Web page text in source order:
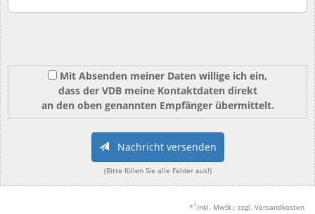
Mit Absenden meiner Daten willige ich ein,
dass der VDB meine Kontaktdaten direkt
an den oben genannten Empfänger übermittelt.
Nachricht versenden
(Bitte füllen Sie alle Felder aus!)
* 1 inkl. MwSt.; zzgl. Versandkosten